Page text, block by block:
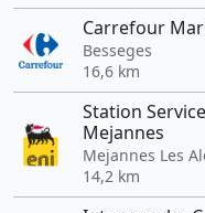
Carrefour
Besseges
16,6 km
Station Service
Mejannes
Mejannes Les
14,2 km